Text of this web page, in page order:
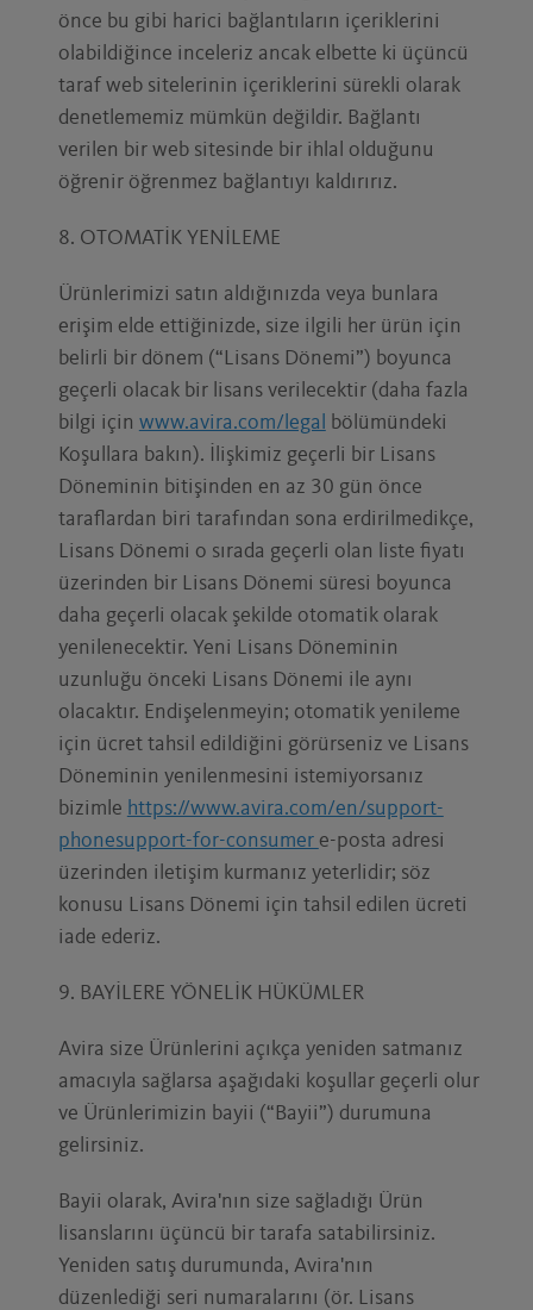
önce bu gibi harici bağlantıların içeriklerini
olabildiğince inceleriz ancak elbette ki üçüncü
taraf web sitelerinin içeriklerini sürekli olarak
denetlememiz mümkün değildir. Bağlantı
verilen bir web sitesinde bir ihlal olduğunu
öğrenir öğrenmez bağlantıyı kaldırırız.
8. OTOMATİK YENİLEME
Ürünlerimizi satın aldığınızda veya bunlara
erişim elde ettiğinizde, size ilgili her ürün için
belirli bir dönem (“Lisans Dönemi”) boyunca
geçerli olacak bir lisans verilecektir (daha fazla
bilgi için www.avira.com/legal
bölümündeki
Koşullara bakın). İlişkimiz geçerli bir Lisans
Döneminin bitişinden en az 30 gün önce
taraflardan biri tarafından sona erdirilmedikçe,
Lisans Dönemi o sırada geçerli olan liste fiyatı
üzerinden bir Lisans Dönemi süresi boyunca
daha geçerli olacak şekilde otomatik olarak
yenilenecektir. Yeni Lisans Döneminin
uzunluğu önceki Lisans Dönemi ile aynı
olacaktır. Endişelenmeyin; otomatik yenileme
için ücret tahsil edildiğini görürseniz ve Lisans
Döneminin yenilenmesini istemiyorsanız
bizimle https://www.avira.com/en/support-
phonesupport-for-consumer e-posta adresi
üzerinden iletişim kurmanız yeterlidir; söz
konusu Lisans Dönemi için tahsil edilen ücreti
iade ederiz.
9. BAYİLERE YÖNELİK HÜKÜMLER
Avira size Ürünlerini açıkça yeniden satmanız
amacıyla sağlarsa aşağıdaki koşullar geçerli olur
ve Ürünlerimizin bayii (“Bayii”) durumuna
gelirsiniz.
Bayii olarak, Avira'nın size sağladığı Ürün
lisanslarını üçüncü bir tarafa satabilirsiniz.
Yeniden satış durumunda, Avira'nın
düzenlediği seri numaralarını (ör. Lisans